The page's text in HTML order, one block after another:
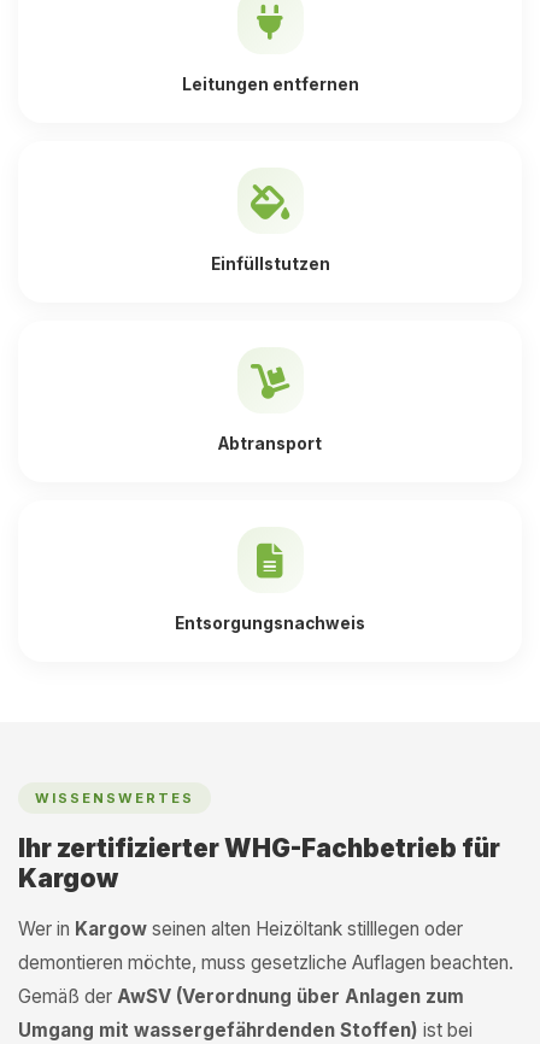
Leitungen entfernen
Einfüllstutzen
Abtransport
Entsorgungsnachweis
WISSENSWERTES
Ihr zertifizierter WHG-Fachbetrieb für
Kargow
Wer in Kargow seinen alten Heizöltank stilllegen oder
demontieren möchte, muss gesetzliche Auflagen beachten.
Gemäß der AwSV (Verordnung über Anlagen zum
Umgang mit wassergefährdenden Stoffen) ist bei